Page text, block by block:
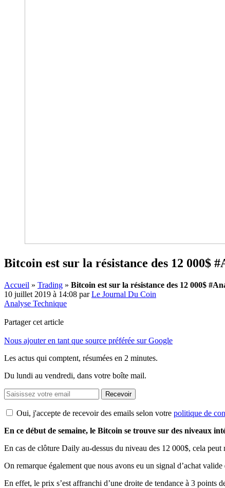
Bitcoin est sur la résistance des 12 000$
Accueil » Trading » Bitcoin est sur la résistance des 12 000$
10 juillet 2019 à 14:08 parLe Journal Du Coin
Analyse Technique
Partager cet article
Nous ajouter en tant que source préférée sur Google
Les actus qui comptent, résumées en 2 minutes.
Du lundi au vendredi, dans votre boîte mail.
Recevoir
Oui, j'accepte de recevoir des emails selon votre politique de
En ce début de semaine, le Bitcoin se trouve sur des niveaux
En cas de clôture Daily au-dessus du niveau des 12 000$, cela
On remarque également que nous avons eu un signal d’achat valide
En effet, le prix s’est affranchi d’une droite de tendance à 3 points